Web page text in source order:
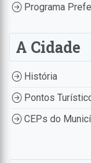
Programa
A Cidade
História
Pontos
CEPs do